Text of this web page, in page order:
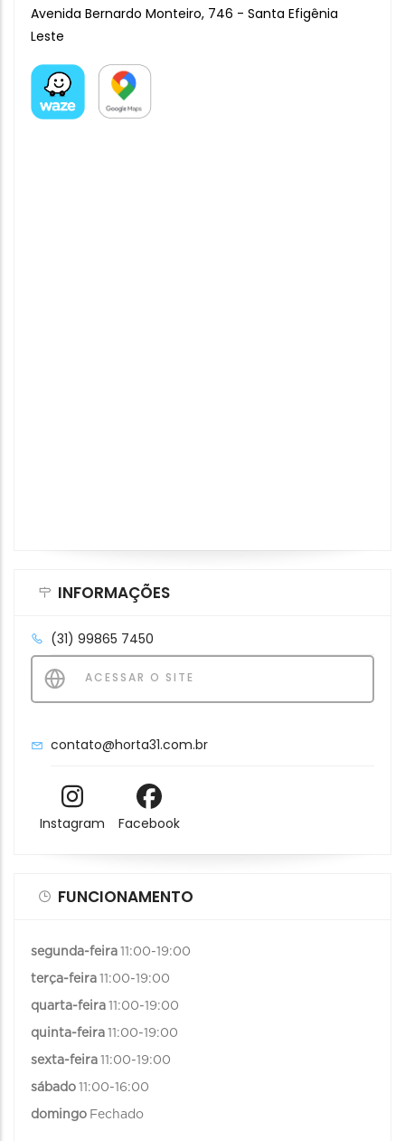
Avenida Bernardo Monteiro, 746 - Santa Efigênia
Leste
INFORMAÇÕES
(31) 99865 7450
ACESSAR O SITE
contato@horta31.com.br
Instagram Facebook
FUNCIONAMENTO
segunda-feira 11:00-19:00
terça-feira 11:00-19:00
quarta-feira 11:00-19:00
quinta-feira 11:00-19:00
sexta-feira 11:00-19:00
sábado 11:00-16:00
domingo Fechado